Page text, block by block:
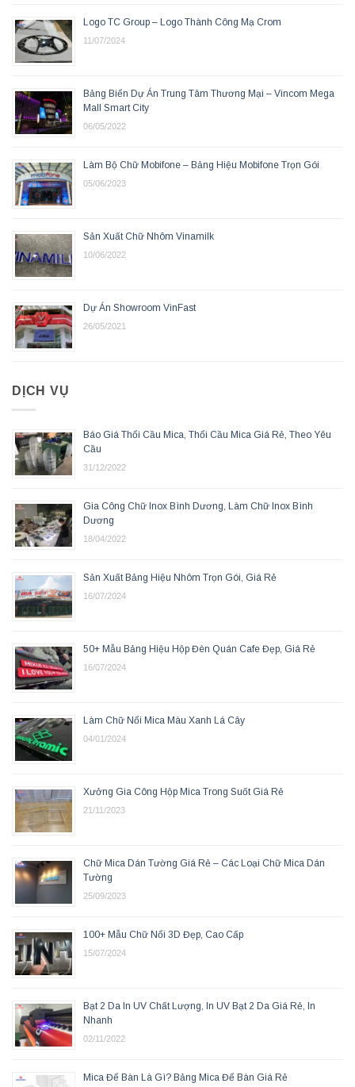
Logo TC Group – Logo Thành Công Mạ Crom
11/07/2024
Bảng Biển Dự Án Trung Tâm Thương Mại – Vincom Mega
Mall Smart City
06/05/2022
Làm Bộ Chữ Mobifone – Bảng Hiệu Mobifone Trọn Gói
05/06/2023
Sản Xuất Chữ Nhôm Vinamilk
10/06/2022
Dự Án Showroom VinFast
26/05/2021
DỊCH VỤ
Báo Giá Thổi Cầu Mica, Thổi Cầu Mica Giá Rẻ, Theo Yêu
Cầu
31/12/2022
Gia Công Chữ Inox Bình Dương, Làm Chữ Inox Bình
Dương
18/04/2022
Sản Xuất Bảng Hiệu Nhôm Trọn Gói, Giá Rẻ
16/07/2024
50+ Mẫu Bảng Hiệu Hộp Đèn Quán Cafe Đẹp, Giá Rẻ
16/07/2024
Làm Chữ Nổi Mica Màu Xanh Lá Cây
04/01/2024
Xưởng Gia Công Hộp Mica Trong Suốt Giá Rẻ
21/11/2023
Chữ Mica Dán Tường Giá Rẻ – Các Loại Chữ Mica Dán
Tường
25/09/2023
100+ Mẫu Chữ Nổi 3D Đẹp, Cao Cấp
15/07/2024
Bạt 2 Da In UV Chất Lượng, In UV Bạt 2 Da Giá Rẻ, In
Nhanh
02/11/2022
Mica Để Bàn Là Gì? Bảng Mica Để Bàn Giá Rẻ